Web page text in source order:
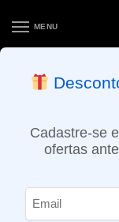
MENU
ENTREGA NO
Cadastre-se
ofertas